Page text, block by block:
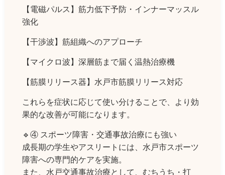
【電磁パルス】筋力低下予防・インナーマッスル
強化
【干渉波】筋組織へのアプローチ
【マイクロ波】深層筋まで届く温熱治療機
【筋膜リリース器】水戸市筋膜リリース対応
これらを症状に応じて使い分けることで、より効
果的な改善が可能になります。
🔹④ スポーツ障害・交通事故治療にも強い
成長期の学生やアスリートには、水戸市スポーツ
障害への専門的ケアを実施。
また、水戸交通事故治療として、むちうち・打